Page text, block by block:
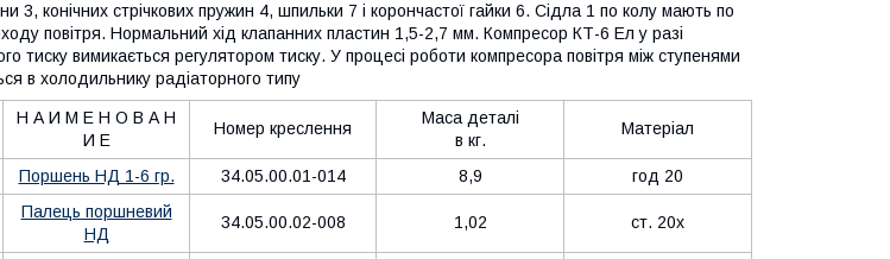
3, конічних стрічкових пружин 4, шпильки 7 і корончастої гайки 6. Сідла 1 по колу мають по
повітря. Нормальний хід клапанних пластин 1,5-2,7 мм. Компресор КТ-6 Ел у разі
тиску вимикається регулятором тиску. У процесі роботи компресора повітря між ступенями
в холодильнику радіаторного типу
Н А И М Е Н О В А Н
И Е
Номер креслення
Маса деталі
в кг.
Матеріал
Поршень НД 1-6 гр. 34.05.00.01-014 8,9 год 20
Палець поршневий
НД
34.05.00.02-008 1,02 ст. 20х